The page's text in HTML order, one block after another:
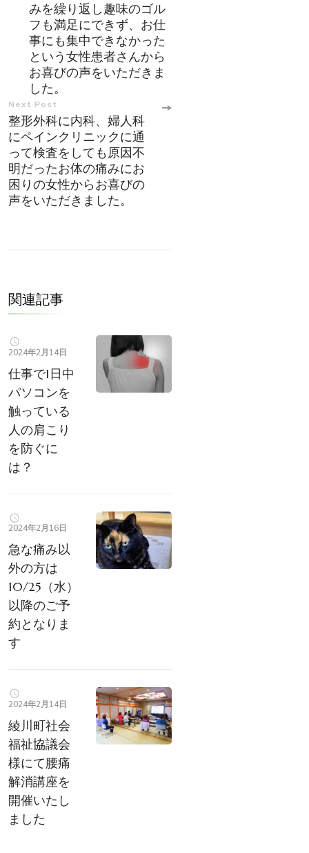
Navigation
みを繰り返し趣味のゴル
フも満足にできず、お仕
事にも集中できなかった
という女性患者さんから
お喜びの声をいただきま
した。
Next Post
整形外科に内科、婦人科
にペインクリニックに通
って検査をしても原因不
明だったお体の痛みにお
困りの女性からお喜びの
声をいただきました。
関連記事
2024年2月14日
仕事で1日中
パソコンを
触っている
人の肩こり
を防ぐに
は？
2024年2月16日
急な痛み以
外の方は
10/25（水）
以降のご予
約となりま
す
2024年2月14日
綾川町社会
福祉協議会
様にて腰痛
解消講座を
開催いたし
ました